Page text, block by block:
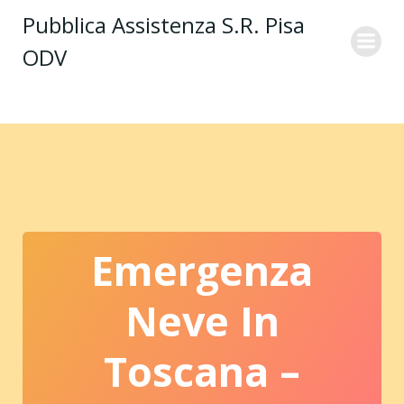
al
Pubblica Assistenza S.R. Pisa
ODV
Emergenza
Neve In
Toscana –